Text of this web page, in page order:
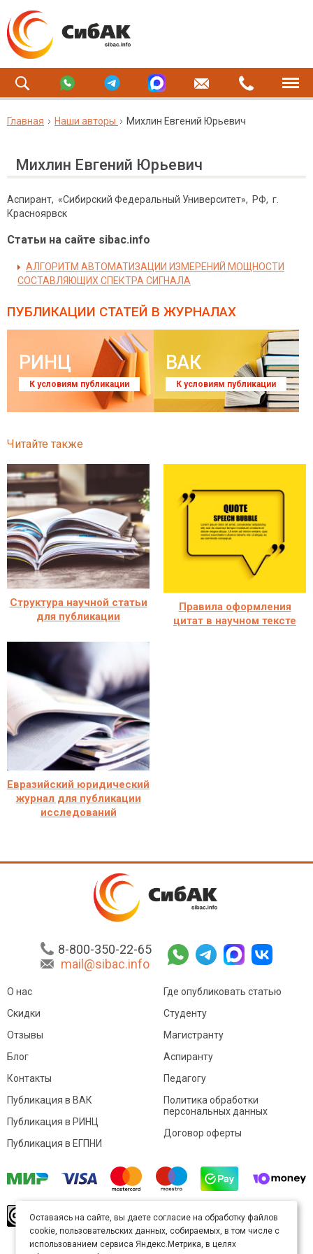
Главная Наши авторы Михлин Евгений Юрьевич
Михлин Евгений Юрьевич
Аспирант, «Сибирский Федеральный Университет», РФ, г.
Красноярвск
Статьи на сайте sibac.info
АЛГОРИТМ АВТОМАТИЗАЦИИ ИЗМЕРЕНИЙ МОЩНОСТИ
СОСТАВЛЯЮЩИХ СПЕКТРА СИГНАЛА
ПУБЛИКАЦИИ СТАТЕЙ В ЖУРНАЛАХ
РИНЦ
К условиям публикации
ВАК
К условиям публикации
Читайте также
Структура научной статьи
для публикации
Правила оформления
цитат в научном тексте
Евразийский юридический
журнал для публикации
исследований
8-800-350-22-65
mail@sibac.info
О нас
Скидки
Отзывы
Блог
Контакты
Где опубликовать статью
Студенту
Магистранту
Аспиранту
Педагогу
Публикация в ВАК
Публикация в РИНЦ
Публикация в ЕГПНИ
Политика обработки
персональных данных
Договор оферты
произведение доступно полицензии Creative
Commons «Attribution» («Атрибуция») 4.0
Непортированная.
Оставаясь на сайте, вы даете согласие на обработку файлов
cookie, пользовательских данных, собираемых, в том числе с
использованием сервиса Яндекс.Метрика, в целях